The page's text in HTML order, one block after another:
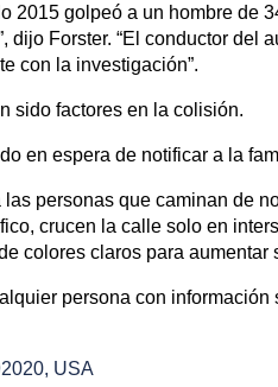
2015 golpeó a un hombre de
Forster. “El conductor del
con la investigación”.
sido factores en la colisión.
en espera de notificar a la
personas que caminan de
crucen la calle solo en
colores claros para aumentar
persona con información
USA